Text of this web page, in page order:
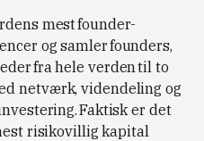
mest founder-
og samler founders,
fra hele verden til to
netværk, videndeling og
Faktisk er det
risikovillig kapital